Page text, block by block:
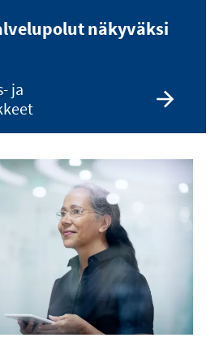
näkyväksi
ja